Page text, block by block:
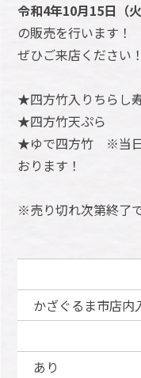
令和4年10月15日（
の販売を行います！
ぜひご来店ください
★四方竹入りちらし
★四方竹天ぷら
★ゆで四方竹 ※当日
おります！
※売り切れ次第終了で
かざぐるま市店内
あり